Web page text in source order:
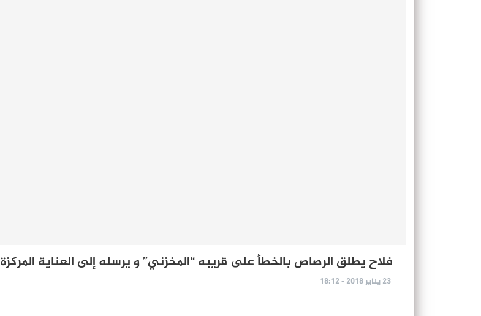
فلاح يطلق الرصاص بالخطأ على قريبه “المخزني” و يرسله إلى العناية المركزة
23 يناير 2018 - 18:12